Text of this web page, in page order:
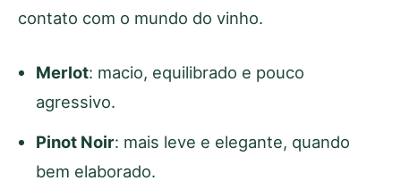
contato com o mundo do vinho.
Merlot: macio, equilibrado e pouco
agressivo.
Pinot Noir: mais leve e elegante, quando
bem elaborado.